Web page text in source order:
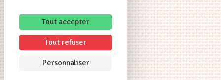
Tout accepter
Tout refuser
Personnaliser